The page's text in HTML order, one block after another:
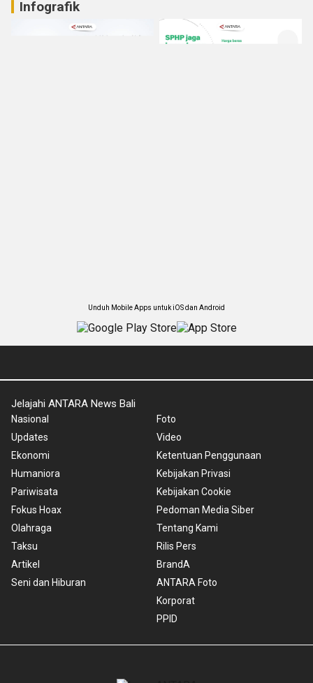
Infografik
Unduh Mobile Apps untuk iOS dan Android
Jelajahi ANTARA News Bali
Nasional
Updates
Ekonomi
Humaniora
Pariwisata
Fokus Hoax
Olahraga
Taksu
Artikel
Seni dan Hiburan
Foto
Video
Ketentuan Penggunaan
Kebijakan Privasi
Kebijakan Cookie
Pedoman Media Siber
Tentang Kami
Rilis Pers
BrandA
ANTARA Foto
Korporat
PPID